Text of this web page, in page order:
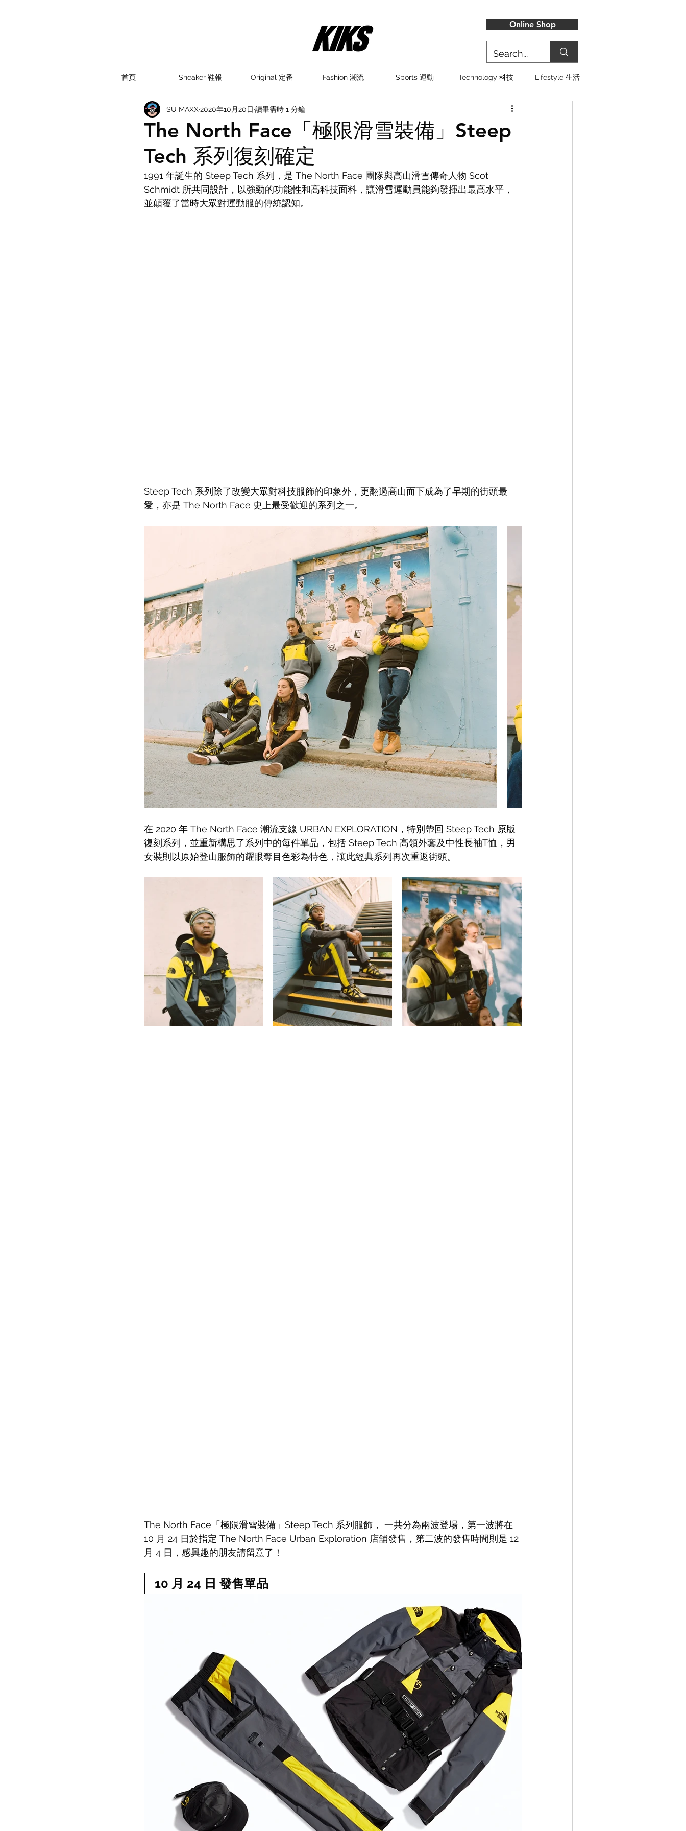
Online Shop
首頁 Sneaker 鞋報 Original 定番 Fashion 潮流 Sports 運動 Technology 科技 Lifestyle 生活
The North Face「極限滑雪裝備」Steep
Tech 系列復刻確定
SU MAXX2020年10月20日 讀畢需時 1 分鐘
1991 年誕生的 Steep Tech 系列，是 The North Face 團隊與高山滑雪傳奇人物 Scot
Schmidt 所共同設計，以強勁的功能性和高科技面料，讓滑雪運動員能夠發揮出最高水平，
並顛覆了當時大眾對運動服的傳統認知。
Steep Tech 系列除了改變大眾對科技服飾的印象外，更翻過高山而下成為了早期的街頭最
愛，亦是 The North Face 史上最受歡迎的系列之一。
在 2020 年 The North Face 潮流支線 URBAN EXPLORATION，特別帶回 Steep Tech 原版
復刻系列，並重新構思了系列中的每件單品，包括 Steep Tech 高領外套及中性長袖T恤，男
女裝則以原始登山服飾的耀眼奪目色彩為特色，讓此經典系列再次重返街頭。
The North Face「極限滑雪裝備」Steep Tech 系列服飾， 一共分為兩波登場，第一波將在
10 月 24 日於指定 The North Face Urban Exploration 店舖發售，第二波的發售時間則是 12
月 4 日，感興趣的朋友請留意了！
10 月 24 日 發售單品